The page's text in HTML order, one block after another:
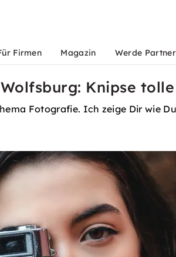
Firmen Magazin Werde Partner
Knipse
Fotografie. Ich zeige Dir wie